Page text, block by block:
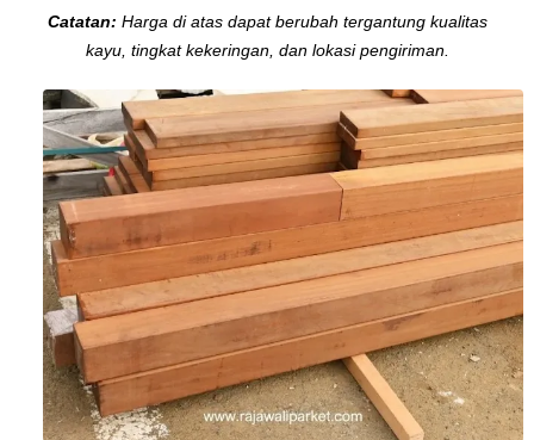
Catatan: Harga di atas dapat berubah tergantung kualitas
kayu, tingkat kekeringan, dan lokasi pengiriman.